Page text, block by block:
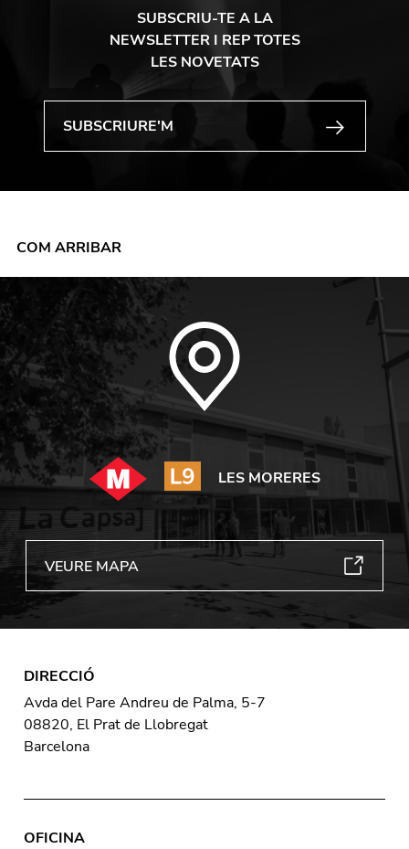
SUBSCRIU-TE A LA
NEWSLETTER I REP TOTES
LES NOVETATS
COM ARRIBAR
LES MORERES
VEURE MAPA
DIRECCIÓ
Avda del Pare Andreu de Palma, 5-7
08820, El Prat de Llobregat
Barcelona
OFICINA